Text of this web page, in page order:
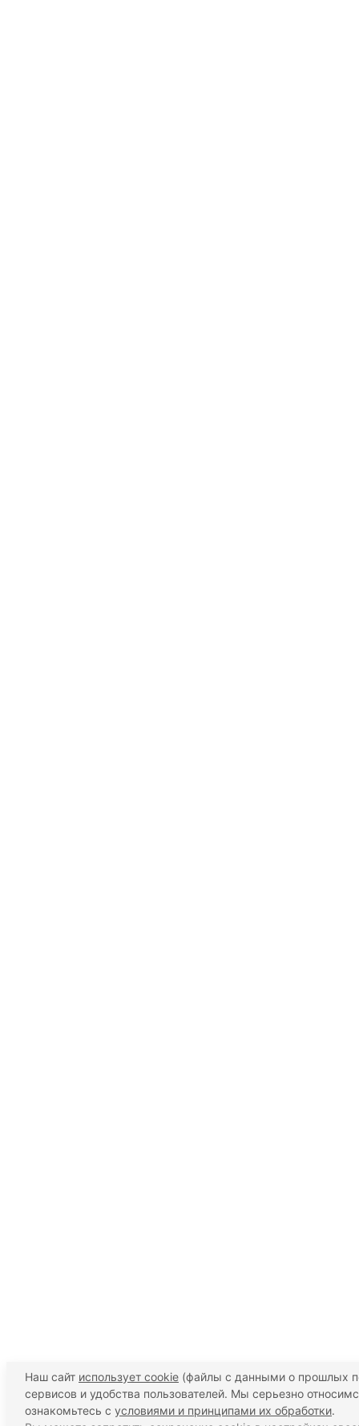
Наш сайт использует cookie (файлы с данными о прошлых
сервисов и удобства пользователей. Мы серьезно
ознакомьтесь с условиями и принципами их обработки.